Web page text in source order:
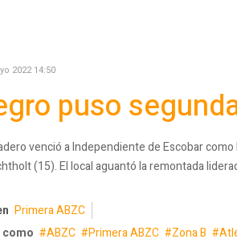
2022 14:50
puso
venció a Independiente de Escobar
(15). El local aguantó la remontada
Primera ABZC
ABZC Primera ABZC Zona B